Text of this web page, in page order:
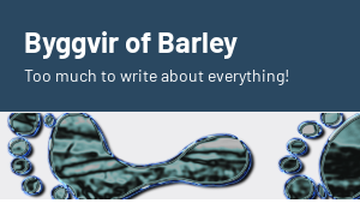
Inhalt
springen
Byggvir of Barley
Too much to write about everything!